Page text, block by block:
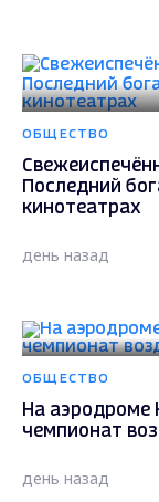
ОБЩЕСТВО
Последний
кинотеатрах
день назад
ОБЩЕСТВО
На аэродроме
чемпионат
день назад